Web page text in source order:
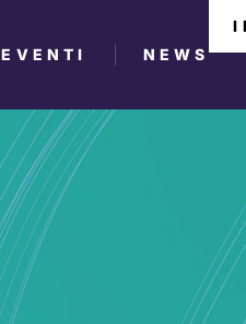
EVENTI NEWS